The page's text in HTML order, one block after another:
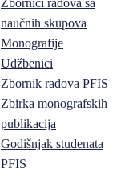
Zbornici radova sa
naučnih skupova
Monografije
Udžbenici
Zbornik radova PFIS
Zbirka monografskih
publikacija
Godišnjak studenata
PFIS